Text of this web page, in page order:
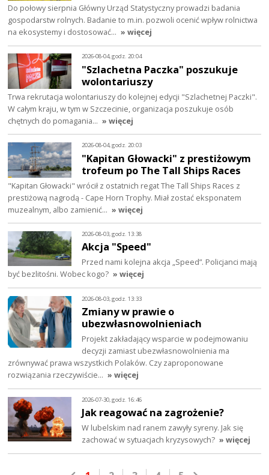
Do połowy sierpnia Główny Urząd Statystyczny prowadzi badania
gospodarstw rolnych. Badanie to m.in. pozwoli ocenić wpływ rolnictwa
na ekosystemy i dostosować… » więcej
2026-08-04, godz. 20:04
"Szlachetna Paczka" poszukuje
wolontariuszy
Trwa rekrutacja wolontariuszy do kolejnej edycji "Szlachetnej Paczki".
W całym kraju, w tym w Szczecinie, organizacja poszukuje osób
chętnych do pomagania… » więcej
2026-08-04, godz. 20:03
"Kapitan Głowacki" z prestiżowym
trofeum po The Tall Ships Races
"Kapitan Głowacki" wrócił z ostatnich regat The Tall Ships Races z
prestiżową nagrodą - Cape Horn Trophy. Miał zostać eksponatem
muzealnym, albo zamienić… » więcej
2026-08-03, godz. 13:38
Akcja "Speed"
Przed nami kolejna akcja „Speed”. Policjanci mają
być bezlitośni. Wobec kogo? » więcej
2026-08-03, godz. 13:33
Zmiany w prawie o
ubezwłasnowolnieniach
Projekt zakładający wsparcie w podejmowaniu
decyzji zamiast ubezwłasnowolnienia ma
zrównywać prawa wszystkich Polaków. Czy zaproponowane
rozwiązania rzeczywiście… » więcej
2026-07-30, godz. 16:46
Jak reagować na zagrożenie?
W lubelskim nad ranem zawyły syreny. Jak się
zachować w sytuacjach kryzysowych? » więcej